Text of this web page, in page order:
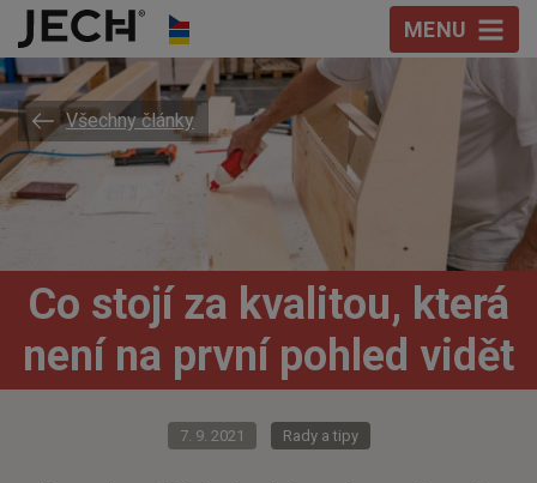
Přeskočit na obsah
MENU
Všechny články
Co stojí za kvalitou, která
není na první pohled vidět
7. 9. 2021 Rady a tipy